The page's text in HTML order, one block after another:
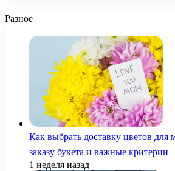
Разное
Как выбрать доставку цветов
заказу букета и важные критерии
1 неделя назад